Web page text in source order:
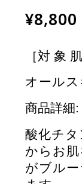
¥8,800
［対 象 肌
オールス
商品詳細:
酸化チタ
からお
がブル